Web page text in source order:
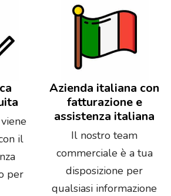
il
per
Azienda italiana con
fatturazione e
assistenza italiana
Il nostro team
commerciale è a tua
disposizione per
qualsiasi informazione